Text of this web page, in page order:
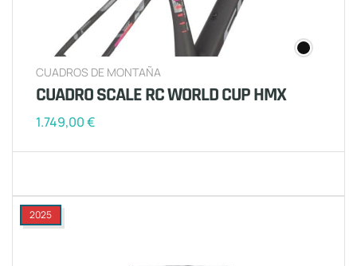
CUADROS DE MONTAÑA
CUADRO SCALE RC WORLD CUP HMX
1.749,00€
2025